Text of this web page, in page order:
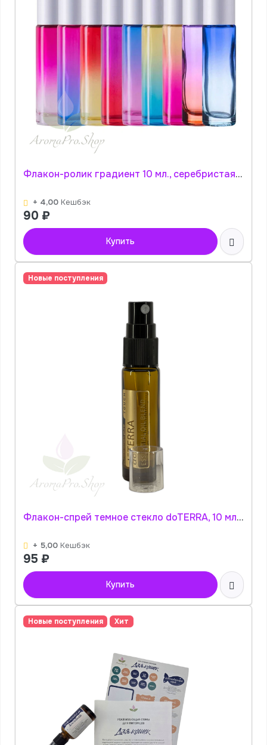
Флакон-ролик градиент 10 мл., серебристая крышка (цвет в ассортименте) АромаПро
+ 4,00 Кешбэк
90 ₽
Купить
Новые поступления
Флакон-спрей темное стекло doTERRA, 10 мл. АромаПро
+ 5,00 Кешбэк
95 ₽
Купить
Новые поступления Хит